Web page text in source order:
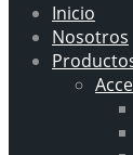
Inicio
Nosotros